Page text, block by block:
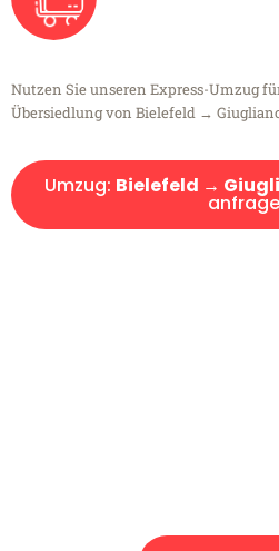
Nutzen Sie unseren Express-Umzug
Übersiedlung von Bielefeld →
Umzug: Bielefeld →